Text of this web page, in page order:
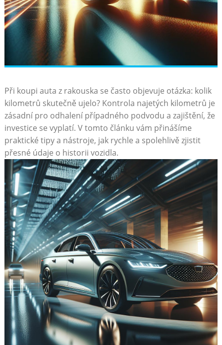
Při koupi auta z rakouska se často objevuje otázka: kolik
kilometrů skutečně ujelo? Kontrola najetých kilometrů je
zásadní pro odhalení případného podvodu a zajištění, že
investice se vyplatí. V tomto článku vám přinášíme
praktické tipy a nástroje, jak rychle a spolehlivě zjistit
přesné údaje o historii vozidla.